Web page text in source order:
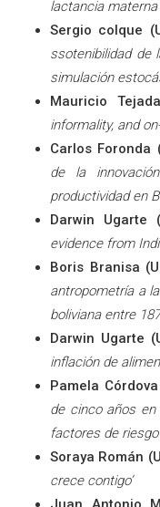
lactancia materna
Sergio colque
ssotenibilidad de
simulación
Mauricio
informality, and
Carlos Foronda
de la
productividad en
Darwin Ugarte
evidence from
Boris Branisa
antropometría a
boliviana entre
Darwin Ugarte
inflación de
Pamela
de cinco años en
factores de
Soraya Román
crece contigo’